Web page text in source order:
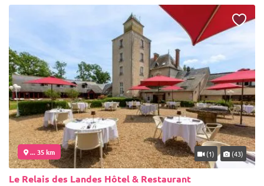
... 35 km (1) (43)
Le Relais des Landes Hôtel & Restaurant